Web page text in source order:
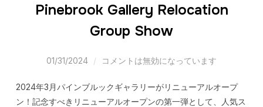
Pinebrook Gallery Relocation
Group Show
01/31/2024 コメントは無効になっています
2024年3月パインブルックギャラリーがリニューアルオープ
ン！記念すべきリニューアルオープンの第一弾として、人気ス